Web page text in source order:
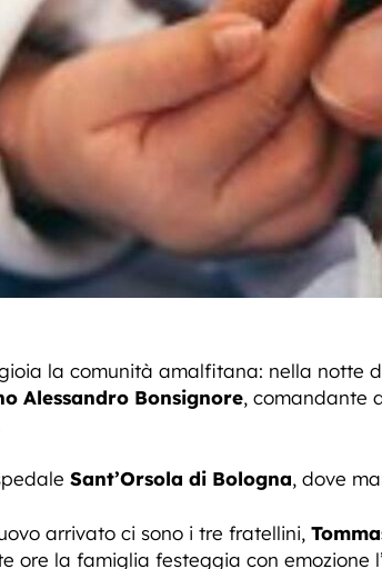
la comunità amalfitana: nella notte
Alessandro Bonsignore, comandante
Sant’Orsola di Bologna, dove
arrivato ci sono i tre fratellini,
ore la famiglia festeggia con emozione